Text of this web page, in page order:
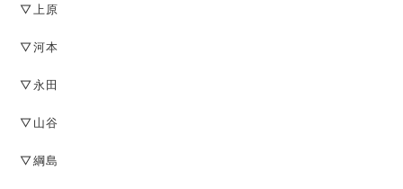
▽上原
▽河本
▽永田
▽山谷
▽綱島